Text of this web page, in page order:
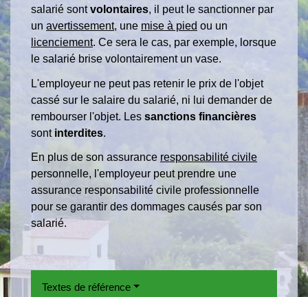
salarié sontvolontaires, il peut le sanctionner par
un avertissement, une mise à pied ou un
licenciement. Ce sera le cas, par exemple, lorsque
le salarié brise volontairement un vase.
L'employeur ne peut pas retenir le prix de l'objet
cassé sur le salaire du salarié, ni lui demander de
rembourser l'objet. Les sanctions financières
sont interdites.
En plus de son assurance responsabilité civile
personnelle, l'employeur peut prendre une
assurance responsabilité civile professionnelle
pour se garantir des dommages causés par son
salarié.
Textes de référence